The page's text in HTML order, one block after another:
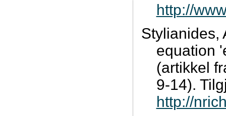
http://
Stylianides,
equation
(artikkel
9-14).
http://